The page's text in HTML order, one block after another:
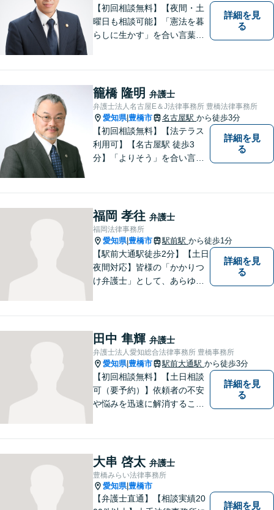
【初回相談無料】【夜間・土
曜日も相談可能】「憲法を暮
らしに生かす」を合い言葉
がら、尽力させていただきま
すので、お気軽にお問い合わ
せ下さい。
詳細を見
る
籠橋 隆明 弁護士
弁護士法人名古屋E＆J法律事務所 豊橋法律事務所
愛知県| 豊橋市 名古屋駅 から徒歩3分
【初回相談無料】【法テラス
利用可】【名古屋駅 徒歩3
分】「よりそう」を合い言葉
応対をさせていただきます。
お気軽にご相談ください。
詳細を見
る
福岡 孝往 弁護士
福岡法律事務所
愛知県| 豊橋市 駅前駅 から徒歩1分
【駅前大通駅徒歩2分】【土日
夜間対応】皆様の「かかりつ
け弁護士」として、あらゆる
きます。まずはお気軽にご相
談ください。
詳細を見
る
田中 隼輝 弁護士
弁護士法人愛知総合法律事務所 豊橋事務所
愛知県| 豊橋市 駅前大通駅 から徒歩3分
【初回相談無料】【土日相談
可（要予約）】依頼者の不安
や悩みを迅速に解消すること
気軽に相談できるように、謙
虚で親しみやすい弁護士を目
指しています。【駅前大通駅3
分】
詳細を見
る
大串 啓太 弁護士
豊橋みらい法律事務所
愛知県| 豊橋市
【弁護士直通】【相談実績20
詳細を見